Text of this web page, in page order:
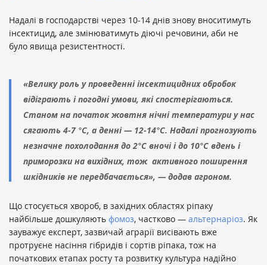
Надалі в господарстві через 10-14 днів знову вноситимуть
інсектицид, але змінюватимуть діючі речовини, аби не
було явища резистентності.
«Велику роль у проведенні інсектицидних обробок
відіграють і погодні умови, які спостерігаються.
Станом на початок жовтня нічні температури у нас
сягають 4-7 °C, а денні — 12-14°C. Надалі прогнозують
незначне похолодання до 2°C вночі і до 10°C вдень і
приморозки на вихідних, тож активного поширення
шкідників не передбачається», — додав агроном.
Що стосується хвороб, в західних областях ріпаку
найбільше дошкуляють фомоз, частково — альтернаріоз. Як
зауважує експерт, зазвичай аграрії висівають вже
протруєне насіння гібридів і сортів ріпака, тож на
початкових етапах росту та розвитку культура надійно